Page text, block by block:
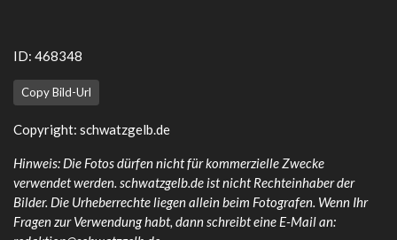
ID: 468348
Copy Bild-Url
Copyright: schwatzgelb.de
Hinweis: Die Fotos dürfen nicht für kommerzielle Zwecke
verwendet werden. schwatzgelb.de ist nicht Rechteinhaber der
Bilder. Die Urheberrechte liegen allein beim Fotografen. Wenn Ihr
Fragen zur Verwendung habt, dann schreibt eine E-Mail an: